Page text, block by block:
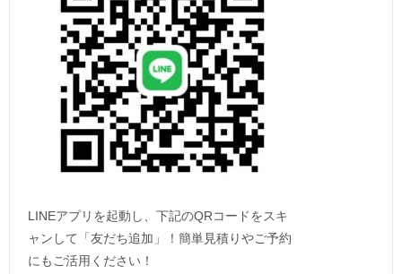
LINEアプリを起動し、下記のQRコードをスキ
ャンして「友だち追加」！簡単見積りやご予約
にもご活用ください！